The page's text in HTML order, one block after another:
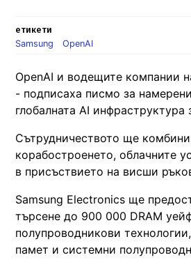
етикети
Samsung
OpenAI
OpenAI и водещите компании
- подписаха писмо за
глобалната AI
Сътрудничеството ще
корабостроенето, облачните
в присъствието на висши
Samsung Electronics ще
търсене до 900 000 DRAM
полупроводникови
памет и системни